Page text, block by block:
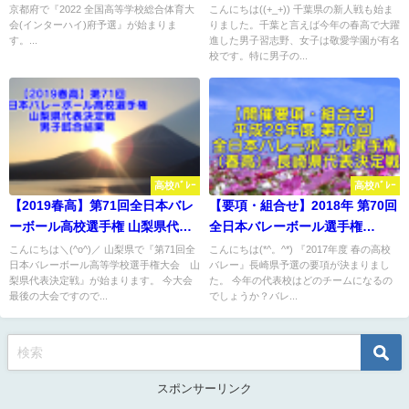
ル県予選 要項・組合せ
京都府で『2022 全国高等学校総合体育大
会(インターハイ)府予選』が始まりま
す。...
こんにちは((+_+)) 千葉県の新人戦も始ま
りました。千葉と言えば今年の春高で大躍
進した男子習志野、女子は敬愛学園が有名
校です。特に男子の...
高校ﾊﾞﾚｰ
【2019春高】第71回全日本バレ
ーボール高校選手権 山梨県代表
決定戦 男子試合結果
こんにちは＼(^o^)／ 山梨県で『第71回全
日本バレーボール高等学校選手権大会 山
梨県代表決定戦』が始まります。 今大会
最後の大会ですので...
高校ﾊﾞﾚｰ
【要項・組合せ】2018年 第70回
全日本バレーボール選手権
（2017年度春高バレー） 長崎県
決定戦
こんにちは(*^。^*) 『2017年度 春の高校
バレー』長崎県予選の要項が決まりまし
た。 今年の代表校はどのチームになるの
でしょうか？バレ...
スポンサーリンク